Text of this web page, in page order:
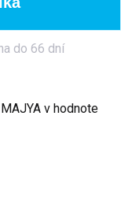
v hodnote
do 66 dní